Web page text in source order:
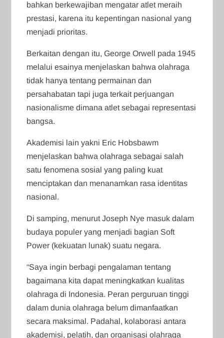
bahkan berkewajiban mengatar atlet meraih
prestasi, karena itu kepentingan nasional yang
menjadi prioritas.
Berkaitan dengan itu, George Orwell pada 1945
melalui esainya menjelaskan bahwa olahraga
tidak hanya tentang permainan dan
persahabatan tapi juga terkait perjuangan
nasionalisme dimana atlet sebagai representasi
bangsa.
Akademisi lain yakni Eric Hobsbawm
menjelaskan bahwa olahraga sebagai salah
satu fenomena sosial yang paling kuat
menciptakan dan menanamkan rasa identitas
nasional.
Di samping, menurut Joseph Nye masuk dalam
budaya populer yang menjadi bagian Soft
Power (kekuatan lunak) suatu negara.
“Saya ingin berbagi pengalaman tentang
bagaimana kita dapat meningkatkan kualitas
olahraga di Indonesia. Peran perguruan tinggi
dalam dunia olahraga belum dimanfaatkan
secara maksimal. Padahal, kolaborasi antara
akademisi, pelatih, dan organisasi olahraga